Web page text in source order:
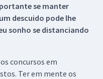
se manter
descuido pode lhe
sonho se distanciando
concursos em
Ter em mente os